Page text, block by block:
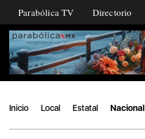
Parabólica TV Directorio
Inicio Local Estatal Nacional